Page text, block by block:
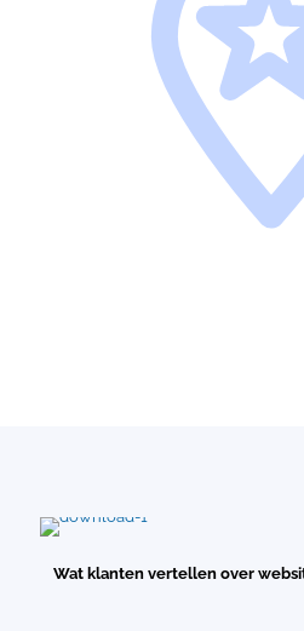
Wat klanten vertellen over